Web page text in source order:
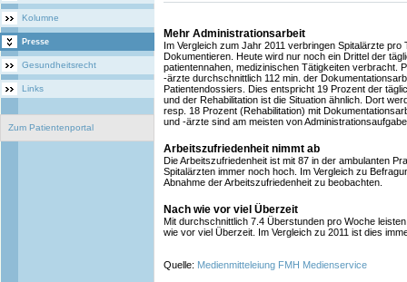
Kolumne
Presse
Gesundheitsrecht
Links
Zum Patientenportal
Mehr Administrationsarbeit
Im Vergleich zum Jahr 2011 verbringen Spitalärzte pro
Dokumentieren. Heute wird nur noch ein Drittel der
patientennahen, medizinischen Tätigkeiten verbracht.
-ärzte durchschnittlich 112 min. der
Patientendossiers. Dies entspricht 19 Prozent der
und der Rehabilitation ist die Situation ähnlich. Dort
resp. 18 Prozent (Rehabilitation) mit
und -ärzte sind am meisten von
Arbeitszufriedenheit nimmt ab
Die Arbeitszufriedenheit ist mit 87 in der ambulanten
Spitalärzten immer noch hoch. Im Vergleich zu
Abnahme der Arbeitszufriedenheit zu beobachten.
Nach wie vor viel Überzeit
Mit durchschnittlich 7.4 Überstunden pro Woche
wie vor viel Überzeit. Im Vergleich zu 2011 ist dies
Quelle: Medienmitteleiung FMH Medienservice